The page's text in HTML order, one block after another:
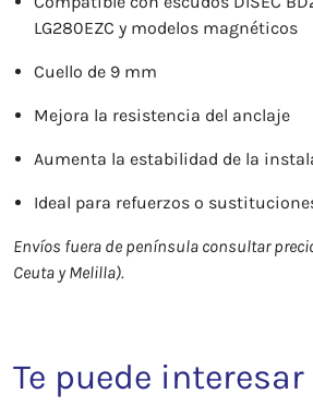
LG280EZC y modelos magnéticos
Cuello de 9 mm
Mejora la resistencia del anclaje
Aumenta la estabilidad de la
Ideal para refuerzos o
Envíos fuera de península consultar
Ceuta y Melilla).
Te puede interesar